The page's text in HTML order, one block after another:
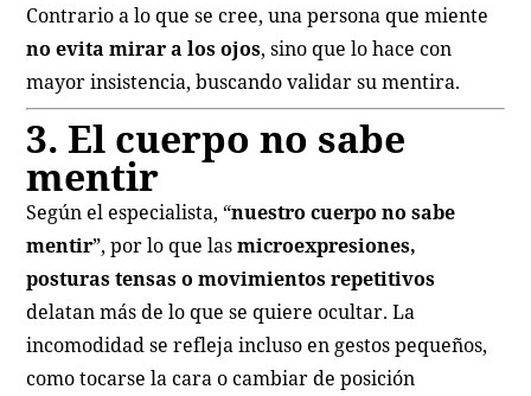
Contrario a lo que se cree, una persona que miente
no evita mirar a los ojos, sino que lo hace con
mayor insistencia, buscando validar su mentira.
3. El cuerpo no sabe
mentir
Según el especialista, “nuestro cuerpo no sabe
mentir”, por lo que lasmicroexpresiones,
posturas tensas o movimientos repetitivos
delatan más de lo que se quiere ocultar. La
incomodidad se refleja incluso en gestos pequeños,
como tocarse la cara o cambiar de posición